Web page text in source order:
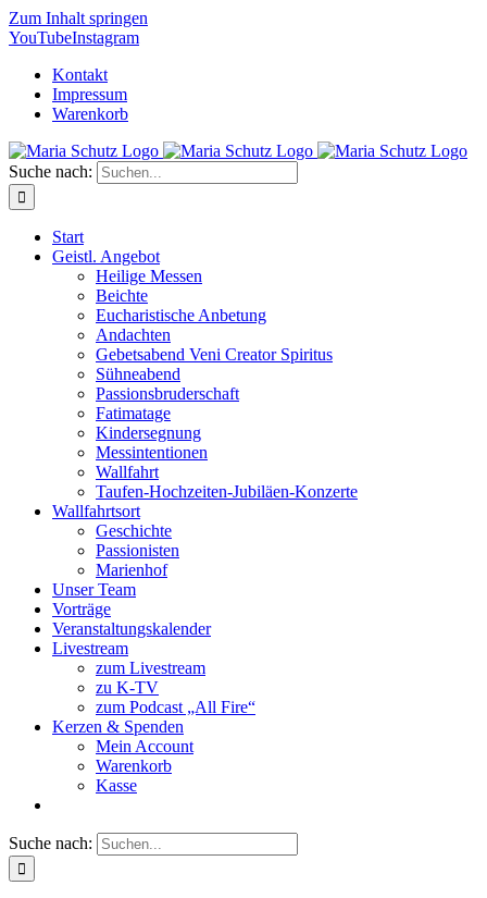
Zum Inhalt springen
YouTubeInstagram
Kontakt
Impressum
Warenkorb
Suche nach:
Start
Geistl. Angebot
Heilige Messen
Beichte
Eucharistische Anbetung
Andachten
Gebetsabend Veni Creator Spiritus
Sühneabend
Passionsbruderschaft
Fatimatage
Kindersegnung
Messintentionen
Wallfahrt
Taufen-Hochzeiten-Jubiläen-Konzerte
Wallfahrtsort
Geschichte
Passionisten
Marienhof
Unser Team
Vorträge
Veranstaltungskalender
Livestream
zum Livestream
zu K-TV
zum Podcast „All Fire“
Kerzen & Spenden
Mein Account
Warenkorb
Kasse
Suche nach: